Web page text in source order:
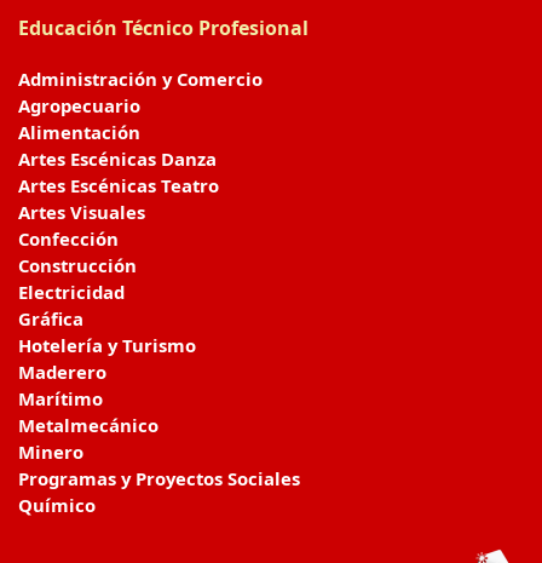
Educación Técnico Profesional
Administración y Comercio
Agropecuario
Alimentación
Artes Escénicas Danza
Artes Escénicas Teatro
Artes Visuales
Confección
Construcción
Electricidad
Gráfica
Hotelería y Turismo
Maderero
Marítimo
Metalmecánico
Minero
Programas y Proyectos Sociales
Químico